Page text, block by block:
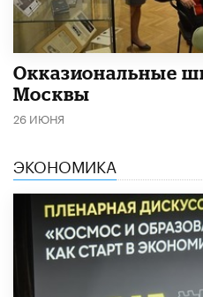
​Окказиональные
Москвы
26 ИЮНЯ
ЭКОНОМИКА